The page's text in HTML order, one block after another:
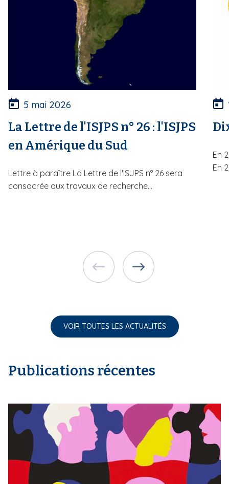
5 mai 2026
La Lettre de l'ISJPS n° 26 : l'ISJPS
en Amérique du Sud
Lettre à paraître La Lettre de l'ISJPS n° 26 sera
consacrée aux travaux de recherche...
En
En
VOIR TOUTES LES ACTUALITÉS
Publications récentes